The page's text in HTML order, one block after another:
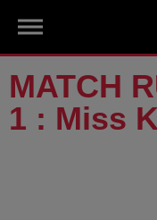
MATCH
1 : Miss